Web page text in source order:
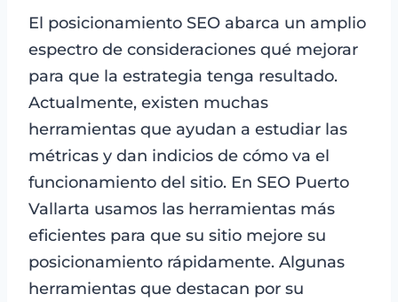
El posicionamiento SEO abarca un amplio
espectro de consideraciones qué mejorar
para que la estrategia tenga resultado.
Actualmente, existen muchas
herramientas que ayudan a estudiar las
métricas y dan indicios de cómo va el
funcionamiento del sitio. En SEO Puerto
Vallarta usamos las herramientas más
eficientes para que su sitio mejore su
posicionamiento rápidamente. Algunas
herramientas que destacan por su